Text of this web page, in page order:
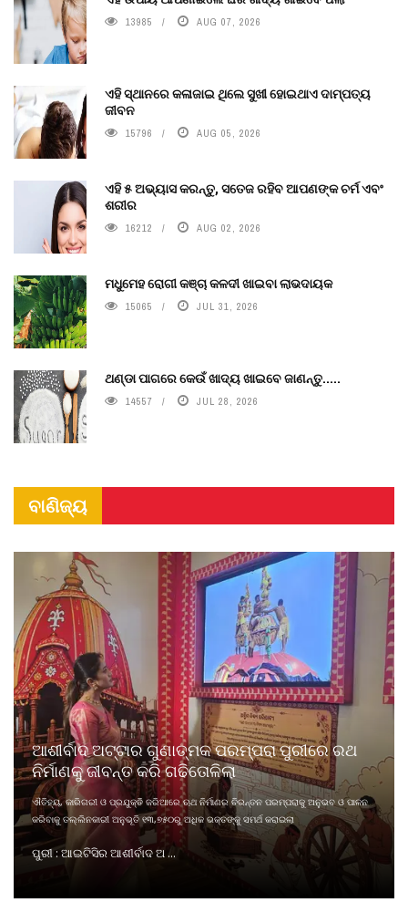
13985 AUG 07, 2026
ଏହି ସ୍ଥାନରେ କଳାଜାଇ ଥିଲେ ସୁଖୀ ହୋଇଥାଏ ଦାମ୍ପତ୍ୟ
ଜୀବନ
15796 AUG 05, 2026
ଏହି ୫ ଅଭ୍ୟାସ କରନ୍ତୁ, ସତେଜ ରହିବ ଆପଣଙ୍କ ଚର୍ମ ଏବଂ
ଶରୀର
16212 AUG 02, 2026
ମଧୁମେହ ରୋଗୀ କଞ୍ଚା କଳଦୀ ଖାଇବା ଲାଭଦାୟକ
15065 JUL 31, 2026
ଥଣ୍ଡା ପାଗରେ କେଉଁ ଖାଦ୍ୟ ଖାଇବେ ଜାଣନ୍ତୁ.....
14557 JUL 28, 2026
ବାଣିଜ୍ୟ
ଆଶୀର୍ବାଦ ଅଟ୍ଟାର ଗୁଣାତ୍ମକ ପରମ୍ପରା ପୁରୀରେ ରଥ
ନିର୍ମାଣକୁ ଜୀବନ୍ତ କରି ଗଢିତୋଳିଲା
ଐତିହ୍ୟ, କାରିଗରୀ ଓ ପ୍ରଯୁକ୍ତି ଜରିଆରେ ଋଥ ନିର୍ମାଣର ଚିରନ୍ତନ ପରମ୍ପରାକୁ ଅନୁଭବ ଓ ପାଳନ
କରିବାକୁ ତଲ୍ଲିନକାରୀ ଅନୁଭୂତି ୧୩,୭୫୦ରୁ ଅଧିକ ଭକ୍ତଙ୍କୁ ସମର୍ଥ କରାଇଲା
ପୁରୀ : ଆଇଟିସିର ଆଶୀର୍ବାଦ ଅ ...